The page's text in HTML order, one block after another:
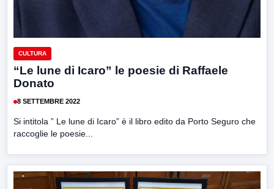
CULTURA
“Le lune di Icaro” le poesie di Raffaele
Donato
8 SETTEMBRE 2022
Si intitola ” Le lune di Icaro” è il libro edito da Porto Seguro che
raccoglie le poesie...